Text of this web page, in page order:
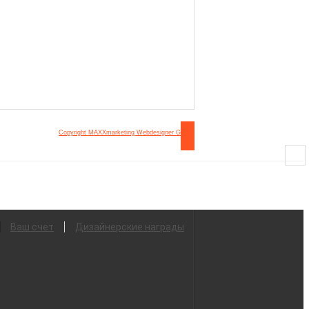
Copyright MAXXmarketing Webdesigner GmbH
Ваш счет Дизайнерские награды